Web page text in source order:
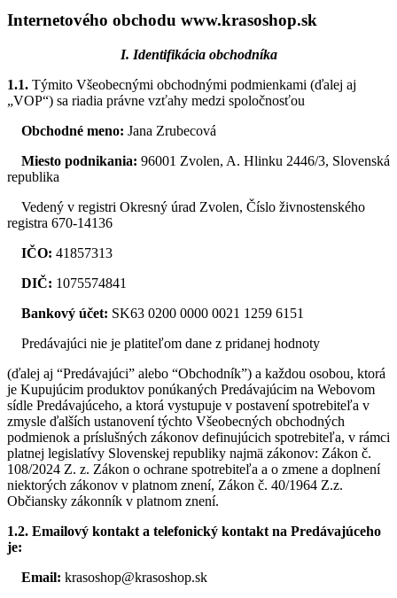
Internetového obchodu www.krasoshop.sk
I. Identifikácia obchodníka
1.1. Týmito Všeobecnými obchodnými podmienkami (ďalej aj
„VOP“) sa riadia právne vzťahy medzi spoločnosťou
Obchodné meno: Jana Zrubecová
Miesto podnikania: 96001 Zvolen, A. Hlinku 2446/3, Slovenská
republika
Vedený v registri Okresný úrad Zvolen, Číslo živnostenského
registra 670-14136
IČO: 41857313
DIČ: 1075574841
Bankový účet: SK63 0200 0000 0021 1259 6151
Predávajúci nie je platiteľom dane z pridanej hodnoty
(ďalej aj “Predávajúci” alebo “Obchodník”) a každou osobou, ktorá
je Kupujúcim produktov ponúkaných Predávajúcim na Webovom
sídle Predávajúceho, a ktorá vystupuje v postavení spotrebiteľa v
zmysle ďalších ustanovení týchto Všeobecných obchodných
podmienok a príslušných zákonov definujúcich spotrebiteľa, v rámci
platnej legislatívy Slovenskej republiky najmä zákonov: Zákon č.
108/2024 Z. z. Zákon o ochrane spotrebiteľa a o zmene a doplnení
niektorých zákonov v platnom znení, Zákon č. 40/1964 Z.z.
Občiansky zákonník v platnom znení.
1.2. Emailový kontakt a telefonický kontakt na Predávajúceho
je:
Email: krasoshop@krasoshop.sk